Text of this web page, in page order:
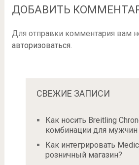
ДОБАВИТЬ
Для отправки комментария вам
авторизоваться
СВЕЖИЕ ЗАПИСИ
Как носить Breitling
комбинации для
Как интегрировать
розничный магазин?